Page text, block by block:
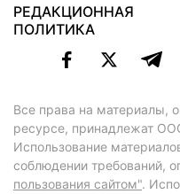
РЕДАКЦИОННАЯ
ПОЛИТИКА
Все права на материалы,
ресурсе, принадлежат
Использование
соблюдении требований,
пользования сайтом".